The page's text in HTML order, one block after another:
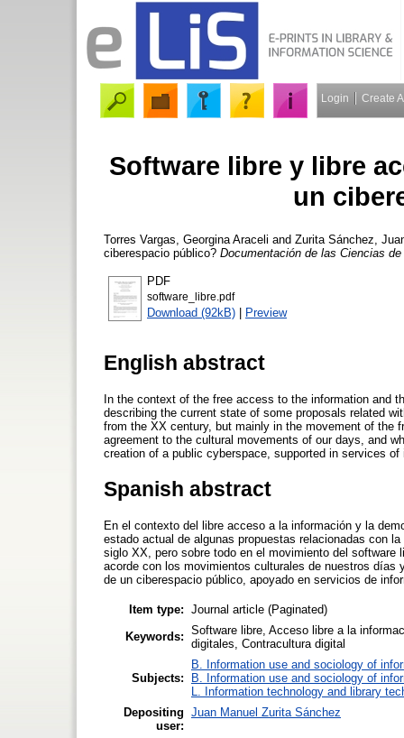
Login Create
Software libre y libre
un
Torres Vargas, Georgina Araceli and Zurita Sánchez,
ciberespacio público? Documentación de las Ciencias
PDF
software_libre.pdf
Download (92kB) | Preview
English abstract
In the context of the free access to the information and
describing the current state of some proposals related
from the XX century, but mainly in the movement of the
agreement to the cultural movements of our days, and
creation of a public cyberspace, supported in services
Spanish abstract
En el contexto del libre acceso a la información y la
estado actual de algunas propuestas relacionadas con
siglo XX, pero sobre todo en el movimiento del software
acorde con los movimientos culturales de nuestros días
de un ciberespacio público, apoyado en servicios de
Item type: Journal article (Paginated)
Keywords: Software libre, Acceso libre a la
digitales, Contracultura digital
Subjects:
B. Information use and sociology of
B. Information use and sociology of
L. Information technology and library
Depositing
user:
Juan Manuel Zurita Sánchez